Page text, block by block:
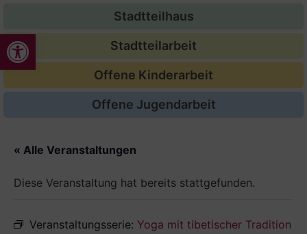
Werkzeugleiste öffnen
Stadtteilhaus
Stadtteilarbeit
Offene Kinderarbeit
Offene Jugendarbeit
« Alle Veranstaltungen
Diese Veranstaltung hat bereits stattgefunden.
Veranstaltungsserie: Yoga mit tibetischer Tradition